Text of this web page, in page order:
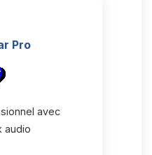
Pro
avec
audio